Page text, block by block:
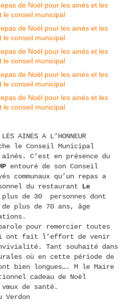
AINES A L’HONNEUR
le Conseil Municipal
C’est en présence du
entouré de son Conseil
communaux qu’un repas a
du restaurant Le
de 30 personnes dont
plus de 70 ans, âge
pour remercier toutes
ont fait l’effort de venir
Tant souhaité dans
où en cette période de
bien longues…. M le Maire
cadeau de Noël
vœux de santé.
Verdon